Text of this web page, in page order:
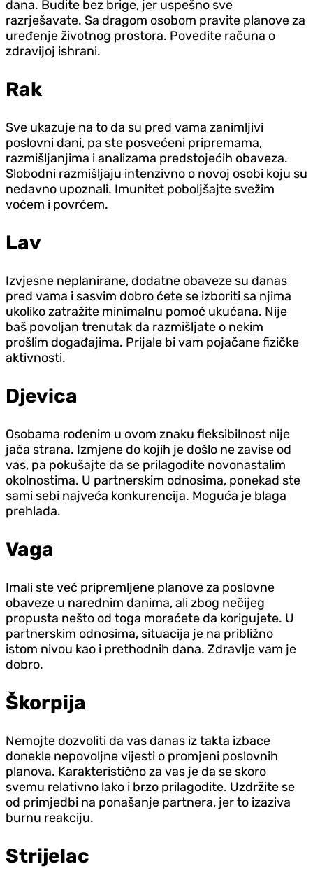
dana. Budite bez brige, jer uspešno sve
razrješavate. Sa dragom osobom pravite planove za
uređenje životnog prostora. Povedite računa o
zdravijoj ishrani.
Rak
Sve ukazuje na to da su pred vama zanimljivi
poslovni dani, pa ste posvećeni pripremama,
razmišljanjima i analizama predstojećih obaveza.
Slobodni razmišljaju intenzivno o novoj osobi koju su
nedavno upoznali. Imunitet poboljšajte svežim
voćem i povrćem.
Lav
Izvjesne neplanirane, dodatne obaveze su danas
pred vama i sasvim dobro ćete se izboriti sa njima
ukoliko zatražite minimalnu pomoć ukućana. Nije
baš povoljan trenutak da razmišljate o nekim
prošlim događajima. Prijale bi vam pojačane fizičke
aktivnosti.
Djevica
Osobama rođenim u ovom znaku fleksibilnost nije
jača strana. Izmjene do kojih je došlo ne zavise od
vas, pa pokušajte da se prilagodite novonastalim
okolnostima. U partnerskim odnosima, ponekad ste
sami sebi najveća konkurencija. Moguća je blaga
prehlada.
Vaga
Imali ste već pripremljene planove za poslovne
obaveze u narednim danima, ali zbog nečijeg
propusta nešto od toga moraćete da korigujete. U
partnerskim odnosima, situacija je na približno
istom nivou kao i prethodnih dana. Zdravlje vam je
dobro.
Škorpija
Nemojte dozvoliti da vas danas iz takta izbace
donekle nepovoljne vijesti o promjeni poslovnih
planova. Karakteristično za vas je da se skoro
svemu relativno lako i brzo prilagodite. Uzdržite se
od primjedbi na ponašanje partnera, jer to izaziva
burnu reakciju.
Strijelac